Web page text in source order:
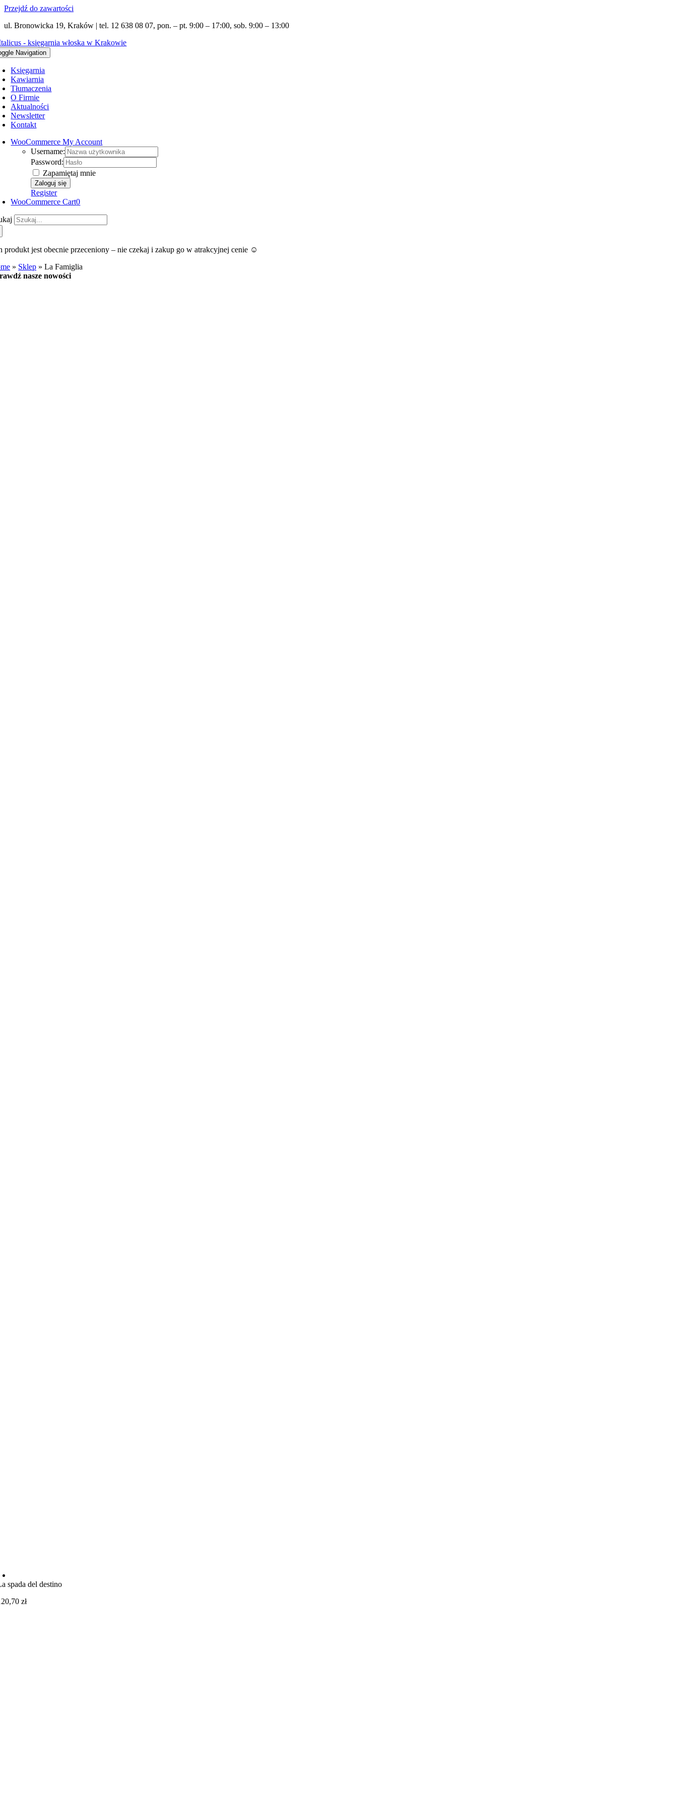
Przejdź do zawartości
ul. Bronowicka 19, Kraków | tel. 12 638 08 07, pon. – pt. 9:00 – 17:00, sob. 9:00 – 13:00
Navigation
Księgarnia
Kawiarnia
Tłumaczenia
O Firmie
Aktualności
Newsletter
Kontakt
WooCommerce My Account
Username:
Password:
Zapamiętaj mnie
Register
WooCommerce Cart0
produkt jest obecnie przeceniony – nie czekaj i zakup go w atrakcyjnej cenie ☺️
» Sklep »La Famiglia
nasze nowości
spada del destino
zł